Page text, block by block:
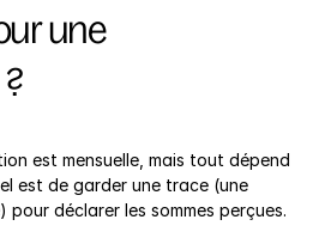
une
est mensuelle, mais tout dépend
est de garder une trace (une
déclarer les sommes perçues.